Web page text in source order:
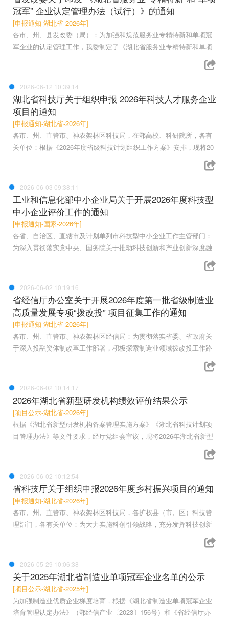
冠军” 企业认定管理办法（试行）》的通知
[申报通知-湖北省-2026年]
各市、州、县发改委（局）：为加强和规范服务业专精特新和单项冠
军企业的认定管理工作，我委制定了《湖北省服务业专精特新和单项
2026-06-12 10:39:14
湖北省科技厅关于组织申报 2026年科技人才服务企业
项目的通知
[申报通知-湖北省-2026年]
各市、州、直管市、神农架林区科技局，在鄂高校、科研院所，各有
关单位：根据《2026年度省级科技计划组织工作方案》安排，现将20
2026-06-03 09:38:11
工业和信息化部中小企业局关于开展2026年度科技型
中小企业评价工作的通知
[申报通知-国家-2026年]
各省、自治区、直辖市及计划单列市科技型中小企业工作主管部门：
为深入贯彻落实党中央、国务院关于推动科技创新和产业创新深度融
2026-06-02 10:19:16
省经信厅办公室关于开展2026年度第一批省级制造业
高质量发展专项“拨改投” 项目征集工作的通知
[申报通知-湖北省-2026年]
各市、州、直管市、神农架林区经信局：为贯彻落实省委、省政府关
于深入投融资体制改革工作部署，积极探索制造业领域拨改投工作路
2026-06-02 10:14:17
2026年湖北省新型研发机构绩效评价结果公示
[项目公示-湖北省-2026年]
根据《湖北省新型研发机构备案管理实施方案》《湖北省科技计划项
目管理办法》等文件要求，经厅党组会审议，现将2026年湖北省新型
2026-06-02 10:12:54
省科技厅关于组织申报2026年度乡村振兴项目的通知
[申报通知-湖北省-2026年]
各市、州、直管市、神农架林区科技局，各扩权县（市、区）科技管
理部门，各有关单位：为大力实施科创引领战略，充分发挥科技创新
2026-05-29 10:06:38
关于2025年湖北省制造业单项冠军企业名单的公示
[项目公示-湖北省-2025年]
为加强制造业优质企业梯度培育，根据《湖北省制造业单项冠军企业
培育管理认定办法》（鄂经信产业〔2023〕156号）和《省经信厅办